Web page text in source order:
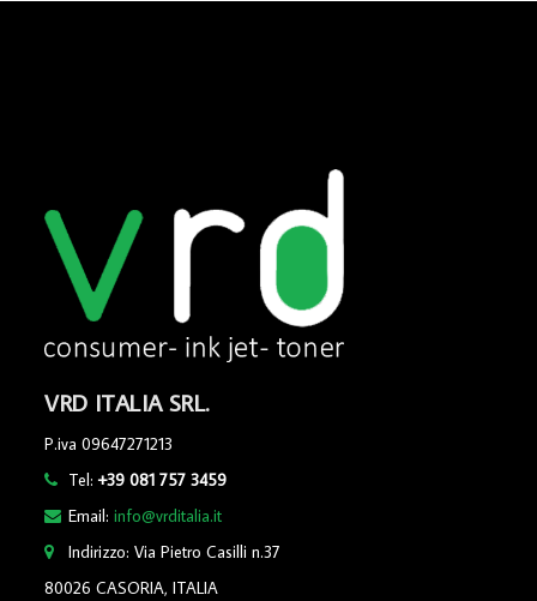
VRD ITALIA SRL.
P.iva 09647271213
Tel:+39 081 757 3459
Email:info@vrditalia.it
Indirizzo: Via Pietro Casilli n.37
80026 CASORIA, ITALIA